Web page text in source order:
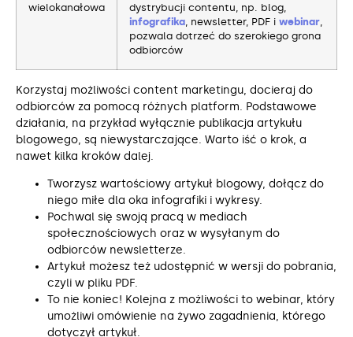
wielokanałowa
dystrybucji contentu, np. blog,
infografika , newsletter, PDF i webinar
pozwala dotrzeć do szerokiego grona
odbiorców
Korzystaj możliwości content marketingu, docieraj do
odbiorców za pomocą różnych platform. Podstawowe
działania, na przykład wyłącznie publikacja artykułu
blogowego, są niewystarczające. Warto iść o krok, a
nawet kilka kroków dalej.
Tworzysz wartościowy artykuł blogowy, dołącz do
niego miłe dla oka infografiki i wykresy.
Pochwal się swoją pracą w mediach
społecznościowych oraz w wysyłanym do
odbiorców newsletterze.
Artykuł możesz też udostępnić w wersji do pobrania,
czyli w pliku PDF.
To nie koniec! Kolejna z możliwości to webinar, który
umożliwi omówienie na żywo zagadnienia, którego
dotyczył artykuł.